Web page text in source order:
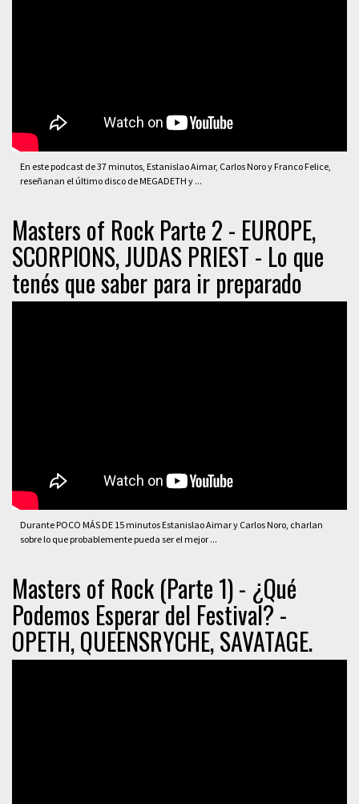
En este podcast de 37 minutos, Estanislao Aimar, Carlos Noro y Franco Felice,
reseñanan el último disco de MEGADETH y ...
Masters of Rock Parte 2 - EUROPE,
SCORPIONS, JUDAS PRIEST - Lo que
tenés que saber para ir preparado
Durante POCO MÁS DE 15 minutos Estanislao Aimar y Carlos Noro, charlan
sobre lo que probablemente pueda ser el mejor ...
Masters of Rock (Parte 1) - ¿Qué
Podemos Esperar del Festival? -
OPETH, QUEENSRYCHE, SAVATAGE.